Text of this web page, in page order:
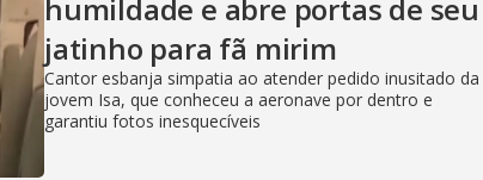
humildade e abre portas de seu
jatinho para fã mirim
Cantor esbanja simpatia ao atender pedido inusitado da
jovem Isa, que conheceu a aeronave por dentro e
garantiu fotos inesquecíveis